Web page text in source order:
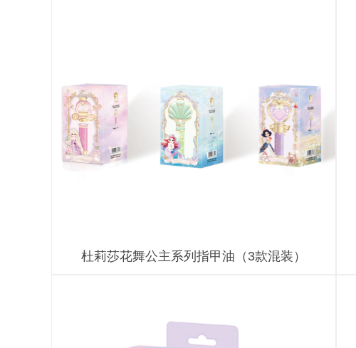
杜莉莎花舞公主系列指甲油（3款混装）